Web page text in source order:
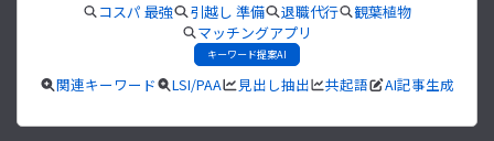
コスパ 最強 引越し 準備 退職代行
観葉植物
マッチングアプリ
キーワード提案AI
関連キーワード LSI/PAA 見出し抽出 共起語 AI記事生成